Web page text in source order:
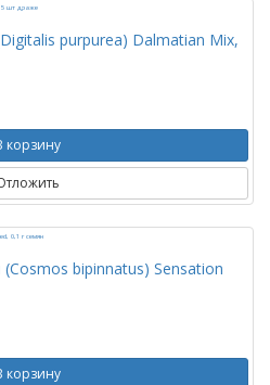
purpurea) Dalmatian Mix,
корзину
bipinnatus) Sensation
корзину